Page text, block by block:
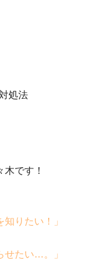
処法
です！
知りたい！ 」
せたい…。」